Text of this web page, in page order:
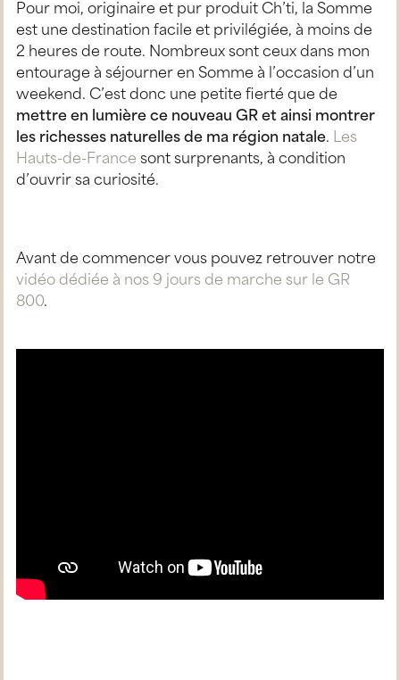
Pour moi, originaire et pur produit Ch’ti, la Somme
est une destination facile et privilégiée, à moins de
2 heures de route. Nombreux sont ceux dans mon
entourage à séjourner en Somme à l’occasion d’un
weekend. C’est donc une petite fierté que de
mettre en lumière ce nouveau GR et ainsi montrer
les richesses naturelles de ma région natale. Les
Hauts-de-France sont surprenants, à condition
d’ouvrir sa curiosité.
Avant de commencer vous pouvez retrouver notre
vidéo dédiée à nos 9 jours de marche sur le GR
800.